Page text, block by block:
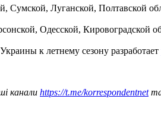
Сумской, Луганской, Полтавской
Одесской, Кировоградской
к летнему сезону разработает
канали https://t.me/korrespondentnet